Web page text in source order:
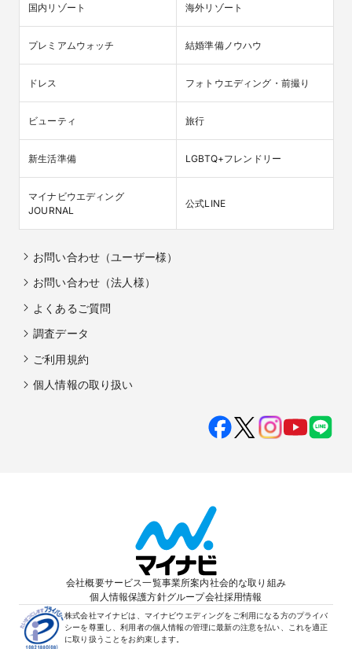
国内リゾート 海外リゾート
プレミアムウォッチ 結婚準備ノウハウ
ドレス フォトウエディング・前撮り
ビューティ 旅行
新生活準備 LGBTQ+フレンドリー
マイナビウエディング
JOURNAL
公式LINE
お問い合わせ（ユーザー様）
お問い合わせ（法人様）
よくあるご質問
調査データ
ご利用規約
個人情報の取り扱い
会社概要サービス一覧事業所案内社会的な取り組み
個人情報保護方針グループ会社採用情報
株式会社マイナビは、マイナビウエディングをご利用になる方のプライバ
シーを尊重し、利用者の個人情報の管理に最新の注意を払い、これを適正
に取り扱うことをお約束します。